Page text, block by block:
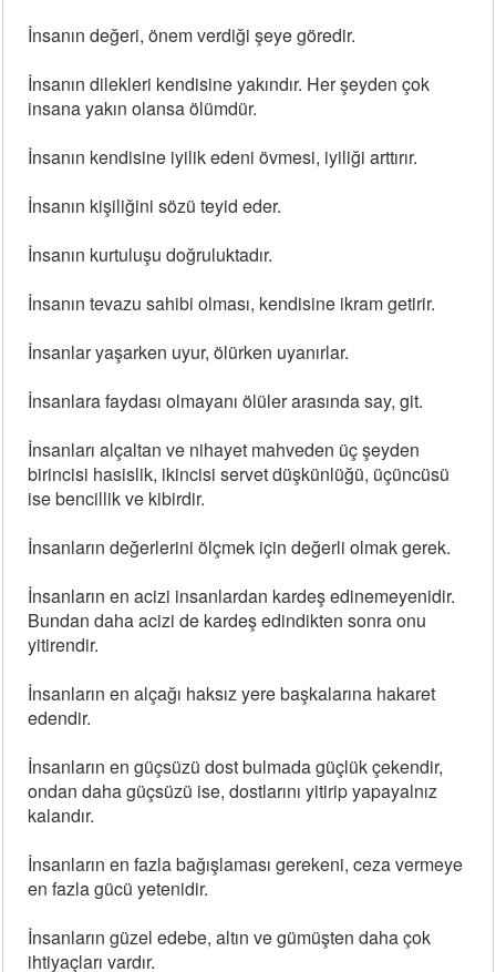
İnsanın değeri, önem verdiği şeye göredir.
İnsanın dilekleri kendisine yakındır. Her şeyden çok
insana yakın olansa ölümdür.
İnsanın kendisine iyilik edeni övmesi, iyiliği arttırır.
İnsanın kişiliğini sözü teyid eder.
İnsanın kurtuluşu doğruluktadır.
İnsanın tevazu sahibi olması, kendisine ikram getirir.
İnsanlar yaşarken uyur, ölürken uyanırlar.
İnsanlara faydası olmayanı ölüler arasında say, git.
İnsanları alçaltan ve nihayet mahveden üç şeyden
birincisi hasislik, ikincisi servet düşkünlüğü, üçüncüsü
ise bencillik ve kibirdir.
İnsanların değerlerini ölçmek için değerli olmak gerek.
İnsanların en acizi insanlardan kardeş edinemeyenidir.
Bundan daha acizi de kardeş edindikten sonra onu
yitirendir.
İnsanların en alçağı haksız yere başkalarına hakaret
edendir.
İnsanların en güçsüzü dost bulmada güçlük çekendir,
ondan daha güçsüzü ise, dostlarını yitirip yapayalnız
kalandır.
İnsanların en fazla bağışlaması gerekeni, ceza vermeye
en fazla gücü yetenidir.
İnsanların güzel edebe, altın ve gümüşten daha çok
ihtiyaçları vardır.